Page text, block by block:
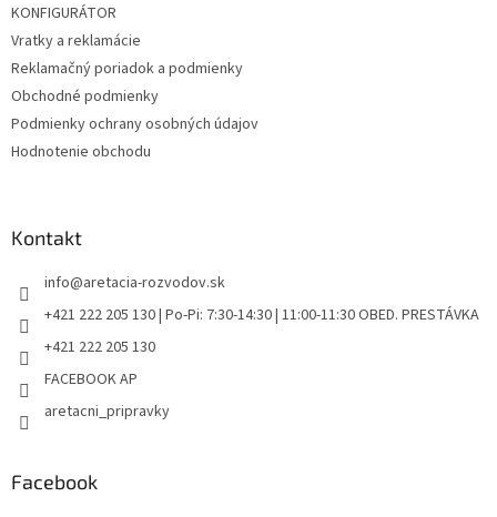
KONFIGURÁTOR
Vratky a reklamácie
Reklamačný poriadok a podmienky
Obchodné podmienky
Podmienky ochrany osobných údajov
Hodnotenie obchodu
Kontakt
info@aretacia-rozvodov.sk
+421 222 205 130 | Po-Pi: 7:30-14:30 | 11:00-11:30 OBED. PRESTÁVKA
+421 222 205 130
FACEBOOK AP
aretacni_pripravky
Facebook